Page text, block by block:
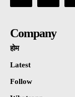
Company
होम
Latest
Follow